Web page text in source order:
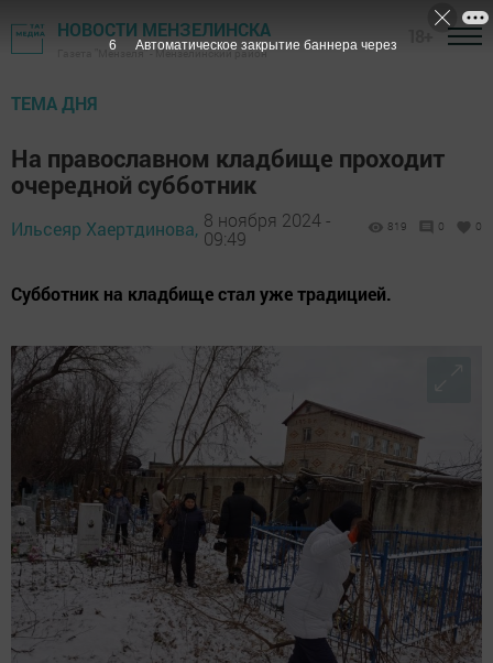
НОВОСТИ МЕНЗЕЛИНСКА
Газета "Мензеля" - Мензелинский район
ТЕМА ДНЯ
На православном кладбище проходит
очередной субботник
Ильсеяр Хаертдинова, 8 ноября 2024 -
09:49
819 0 0
Субботник на кладбище стал уже традицией.
4 Автоматическое закрытие баннера через